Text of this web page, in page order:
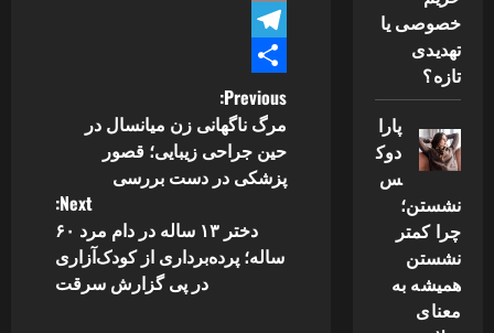
Print
Telegram
Share
P
o
s
t
Previous:
مرگ ناگهانی زن میانسال در
حین جراحی زیبایی؛ قصور
پزشکی در دست بررسی
Next:
دختر ۱۳ ساله در دام مرد ۶۰
ساله؛ پرده‌برداری از کودک‌آزاری
در پی گزارش سرقت
خصوصی یا
تهدیدی
تازه؟
پارا
دوک
س
نشستن؛
چرا کمتر
نشستن
همیشه به
معنای